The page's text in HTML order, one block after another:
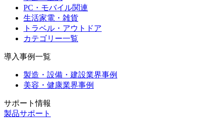
PC・モバイル関連
生活家電・雑貨
トラベル・アウトドア
カテゴリー一覧
導入事例一覧
製造・設備・建設業界事例
美容・健康業界事例
サポート情報
製品サポート